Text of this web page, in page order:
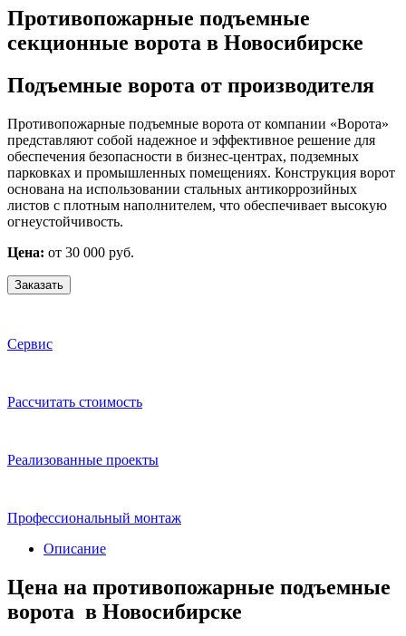
Противопожарные подъемные
секционные ворота в Новосибирске
Подъемные ворота от производителя
Противопожарные подъемные ворота от компании «Ворота»
представляют собой надежное и эффективное решение для
обеспечения безопасности в бизнес-центрах, подземных
парковках и промышленных помещениях. Конструкция ворот
основана на использовании стальных антикоррозийных
листов с плотным наполнителем, что обеспечивает высокую
огнеустойчивость.
Цена: от 30 000 руб.
Заказать
Сервис
Расcчитать стоимость
Реализованные проекты
Профессиональный монтаж
Описание
Цена на противопожарные подъемные
ворота в Новосибирске